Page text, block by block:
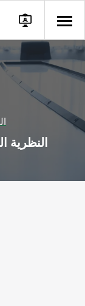
النظرية